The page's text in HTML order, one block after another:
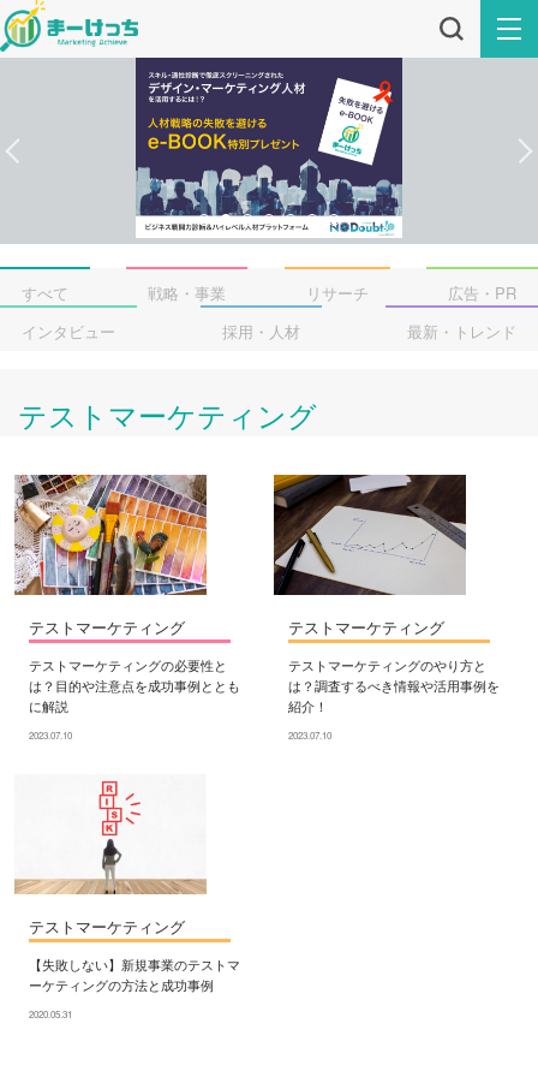
すべて 戦略・事業 リサーチ
広告・PR
インタビュー
採用・人材 最新・トレンド
テストマーケティング
テストマーケティング
テストマーケティングの必要性と
は？目的や注意点を成功事例ととも
に解説
2023.07.10
テストマーケティング
テストマーケティングのやり方と
は？調査するべき情報や活用事例を
紹介！
2023.07.10
テストマーケティング
【失敗しない】新規事業のテストマ
ーケティングの方法と成功事例
2020.05.31